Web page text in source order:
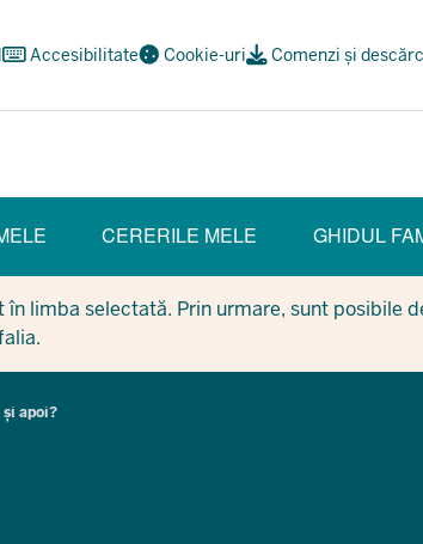
Accesibilitate Cookie-uri Comenzi și
CERERILE MELE GHIDUL
limba selectată. Prin urmare, sunt posibile
și apoi?